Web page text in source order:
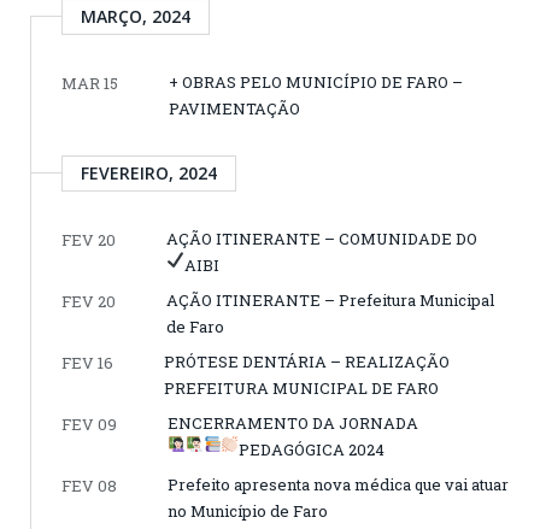
MARÇO, 2024
MAR 15
+ OBRAS PELO MUNICÍPIO DE FARO –
PAVIMENTAÇÃO
FEVEREIRO, 2024
FEV 20
AÇÃO ITINERANTE – COMUNIDADE DO
AIBI
FEV 20
AÇÃO ITINERANTE – Prefeitura Municipal
de Faro
FEV 16
PRÓTESE DENTÁRIA – REALIZAÇÃO
PREFEITURA MUNICIPAL DE FARO
FEV 09
ENCERRAMENTO DA JORNADA
PEDAGÓGICA 2024
FEV 08
Prefeito apresenta nova médica que vai atuar
no Município de Faro